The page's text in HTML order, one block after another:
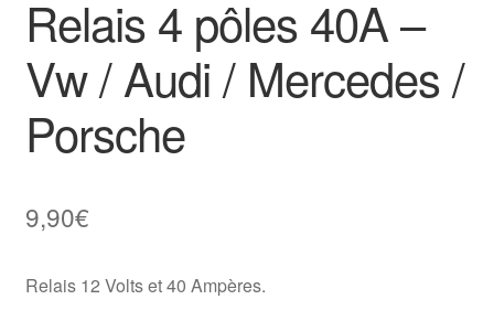
Relais 4 pôles 40A –
Vw / Audi / Mercedes /
Porsche
9,90€
Relais 12 Volts et 40 Ampères.